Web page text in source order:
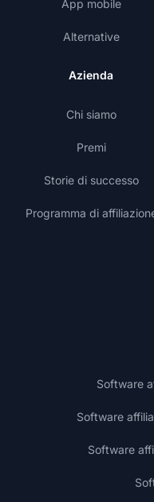
App mobile
Alternative
Azienda
Chi siamo
Premi
Storie di successo
Programma di
Software
Software
Software